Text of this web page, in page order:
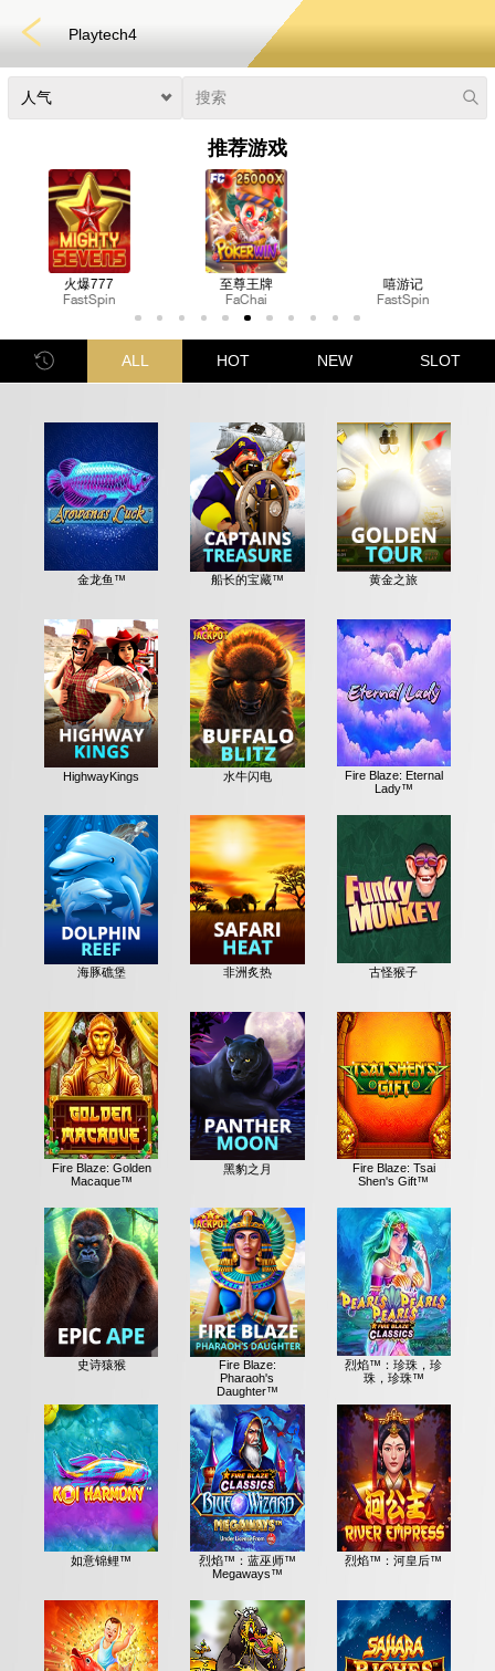
彩票 扑克 老虎机
Playtech4
推荐游戏
至尊王牌
FaChai
嘻游记
FastSpin
法老宝境
Nextspin
ALL HOT NEW SLOT
金龙鱼™ 船长的宝藏™ 黄金之旅
HighwayKings 水牛闪电
Fire Blaze: Eternal
Lady™
海豚礁堡 非洲炙热 古怪猴子
Fire Blaze: Golden
Macaque™
黑豹之月
Fire Blaze: Tsai
Shen's Gift™
史诗猿猴
Fire Blaze:
Pharaoh's
Daughter™
烈焰™：珍珠，珍
珠，珍珠™
如意锦鲤™
烈焰™：蓝巫师™
Megaways™
烈焰™：河皇后™